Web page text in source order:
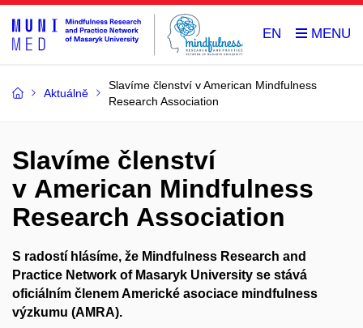
EN
Aktuálně
Slavíme členství v American Mindfulness
Research Association
Slavíme členství
v American Mindfulness
Research Association
S radostí hlásíme, že Mindfulness Research and
Practice Network of Masaryk University se stává
oficiálním členem Americké asociace mindfulness
výzkumu (AMRA).